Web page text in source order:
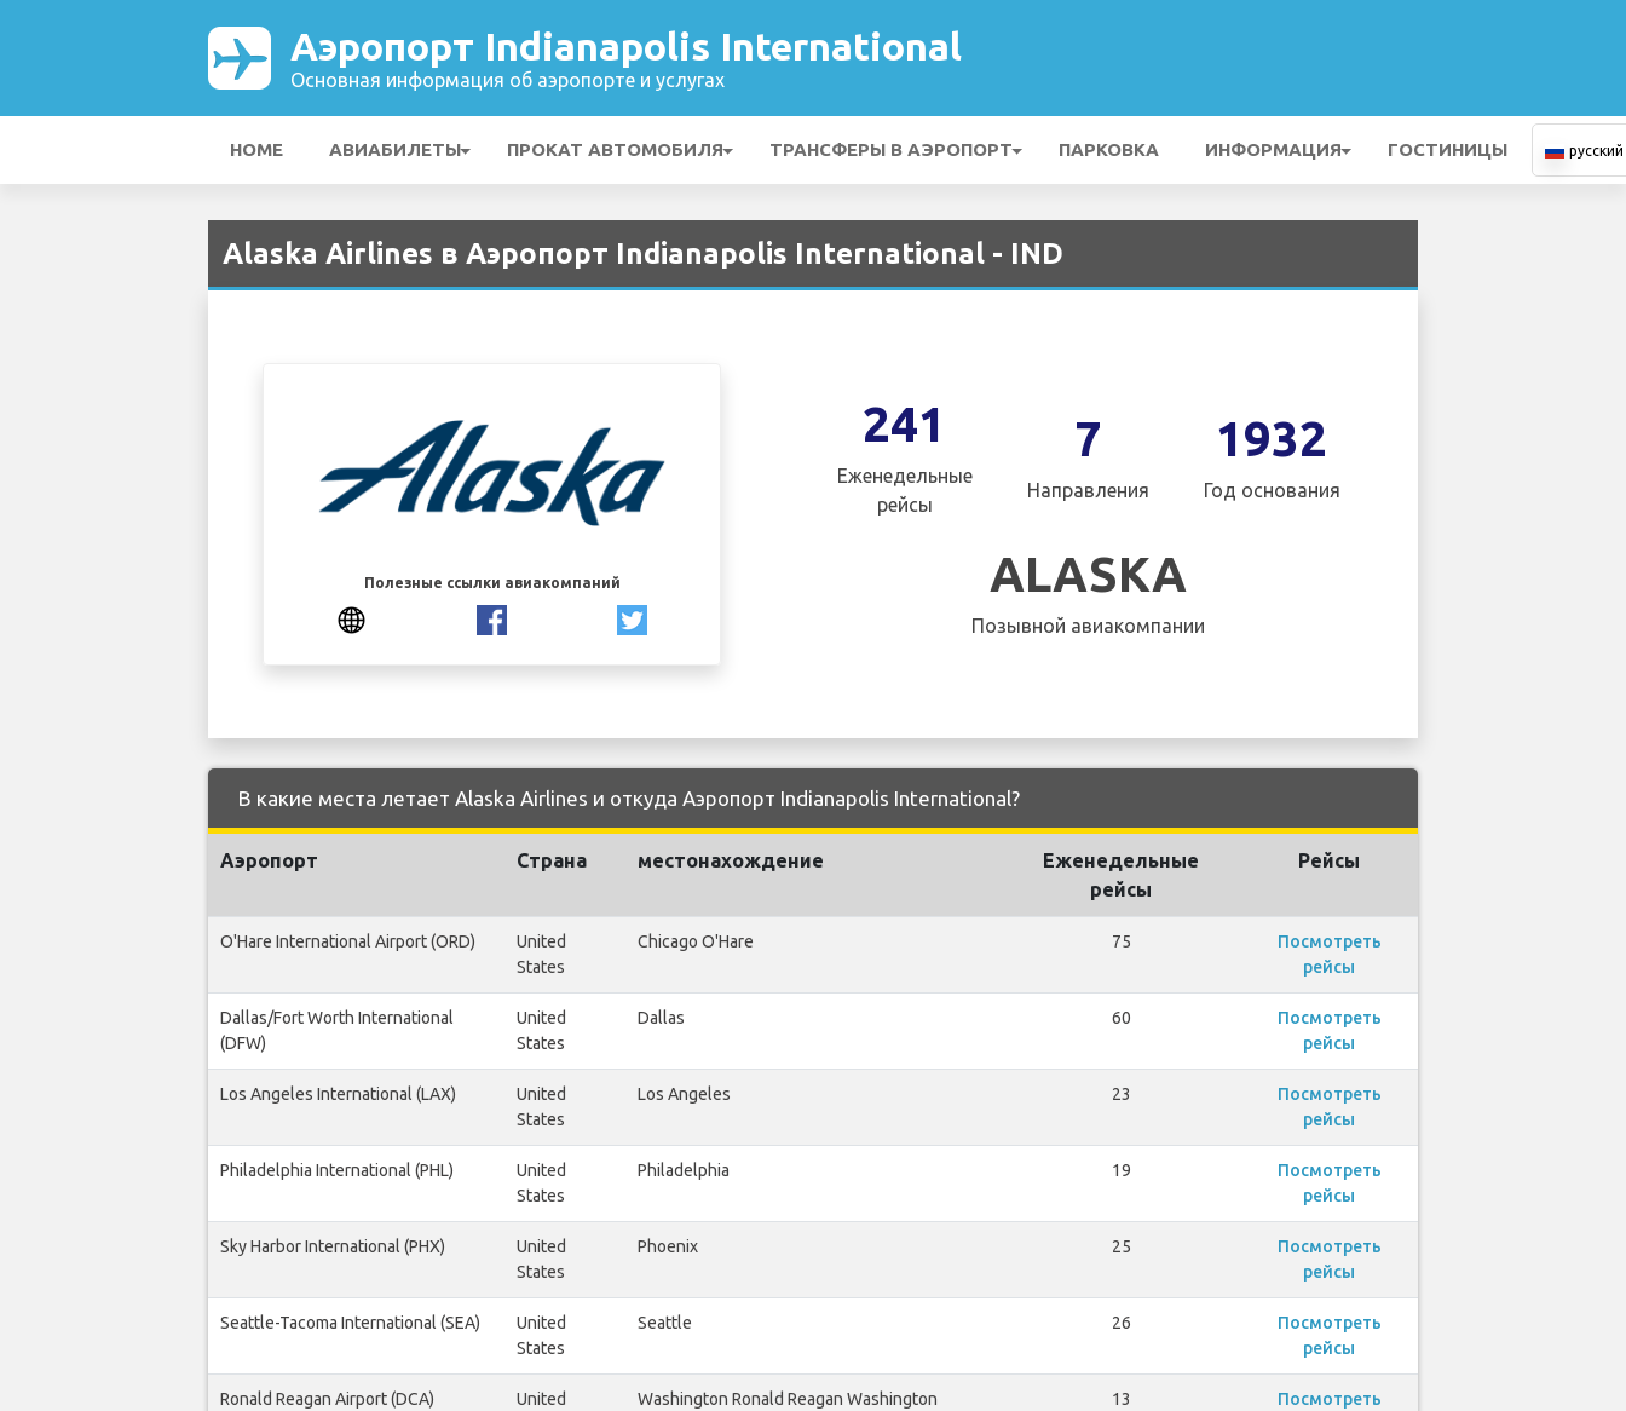
Аэропорт Indianapolis International
Основная информация об аэропорте и услугах
HOME АВИАБИЛЕТЫ ПРОКАТ АВТОМОБИЛЯ ТРАНСФЕРЫ В АЭРОПОРТ ПАРКОВКА ИНФОРМАЦИЯ ГОСТИНИЦЫ русский
Alaska Airlines в Аэропорт Indianapolis International - IND
Полезные ссылки авиакомпаний
241
Еженедельные
рейсы
7
Направления
1932
Год основания
ALASKA
Позывной авиакомпании
В какие места летает Alaska Airlines и откуда Аэропорт Indianapolis International?
Аэропорт Страна местонахождение
Еженедельные
рейсы
Рейсы
O'Hare International Airport (ORD)
United
States
Chicago O'Hare 75
Посмотреть
рейсы
Dallas/Fort Worth International
(DFW)
United
States
Dallas 60
Посмотреть
рейсы
Los Angeles International (LAX)
United
States
Los Angeles 23
Посмотреть
рейсы
Philadelphia International (PHL)
United
States
Philadelphia 19
Посмотреть
рейсы
Sky Harbor International (PHX)
United
States
Phoenix 25
Посмотреть
рейсы
Seattle-Tacoma International (SEA)
United
States
Seattle 26
Посмотреть
рейсы
Ronald Reagan Airport (DCA)
United
Washington Ronald Reagan Washington
13
Посмотреть